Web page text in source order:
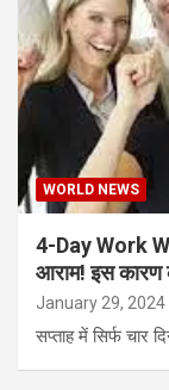
WORLD NEWS
4-Day Work
आराम! इस कारण
January 29, 2024
सप्ताह में सिर्फ चार